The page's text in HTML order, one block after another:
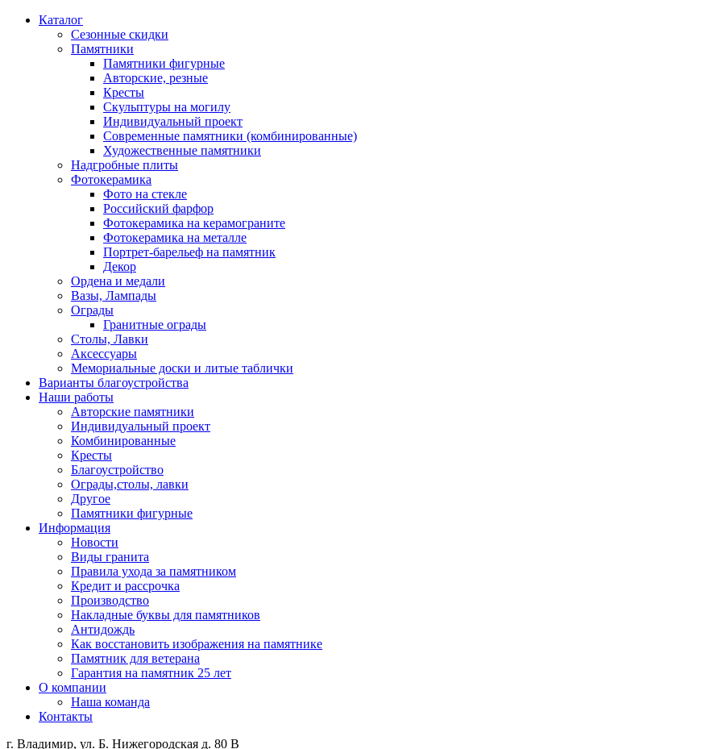
Каталог
Сезонные скидки
Памятники
Памятники фигурные
Авторские, резные
Кресты
Скульптуры на могилу
Индивидуальный проект
Современные памятники (комбинированные)
Художественные памятники
Надгробные плиты
Фотокерамика
Фото на стекле
Российский фарфор
Фотокерамика на керамограните
Фотокерамика на металле
Портрет-барельеф на памятник
Декор
Ордена и медали
Вазы, Лампады
Ограды
Гранитные ограды
Столы, Лавки
Аксессуары
Мемориальные доски и литые таблички
Варианты благоустройства
Наши работы
Авторские памятники
Индивидуальный проект
Комбинированные
Кресты
Благоустройство
Ограды,столы, лавки
Другое
Памятники фигурные
Информация
Новости
Виды гранита
Правила ухода за памятником
Кредит и рассрочка
Производство
Накладные буквы для памятников
Антидождь
Как восстановить изображения на памятнике
Памятник для ветерана
Гарантия на памятник 25 лет
О компании
Наша команда
Контакты
г. Владимир, ул. Б. Нижегородская д. 80 В